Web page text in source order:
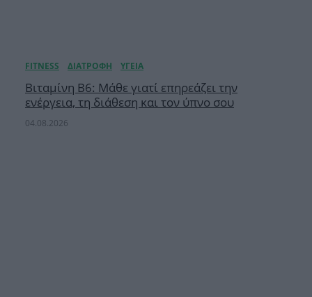
Βιταμίνη B6: Μάθε γιατί επηρεάζει την
ενέργεια, τη διάθεση και τον ύπνο σου
04.08.2026